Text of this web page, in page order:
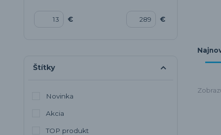
€ €
Štítky
Novinka
Akcia
TOP produkt